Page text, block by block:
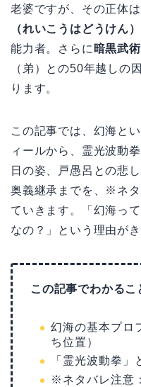
老婆ですが、その正体
（れいこうはどうけん）
能力者。さらに 暗黒武
（弟）との50年越しの
ります。
この記事では、幻海と
ィールから、霊光波動
日の姿、戸愚呂との悲
奥義継承までを、※ネ
ていきます。「幻海っ
なの？」という理由が
この記事でわかるこ
幻海の基本プロ
ち位置）
「霊光波動拳
※ネタバレ注意